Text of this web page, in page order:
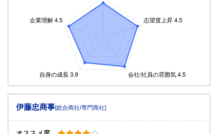
伊藤忠商事[総合商社/専門商社]